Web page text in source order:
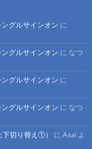
グルサインオン に
グルサインオン に なつ
グルサインオン に
グルサインオン に なつ
下切り替え①） に Asai よ